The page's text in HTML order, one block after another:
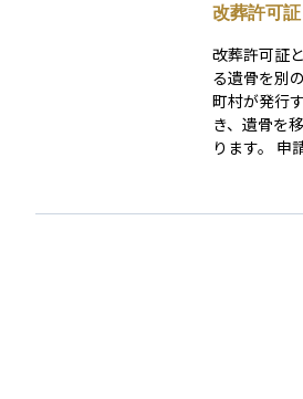
適正な手続
は認められ
して、将来
れることも
改葬許可証
改葬許可証
る遺骨を別
町村が発行
き、遺骨を
ります。 申請には、現在の埋葬先の管理者が発行
遺骨の不正
産整理の